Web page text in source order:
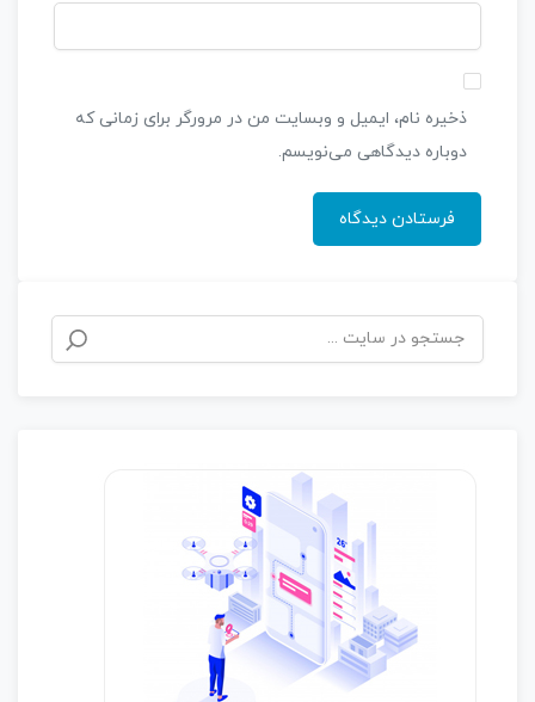
ذخیره نام، ایمیل و وبسایت من در مرورگر برای زمانی که
دوباره دیدگاهی می‌نویسم.